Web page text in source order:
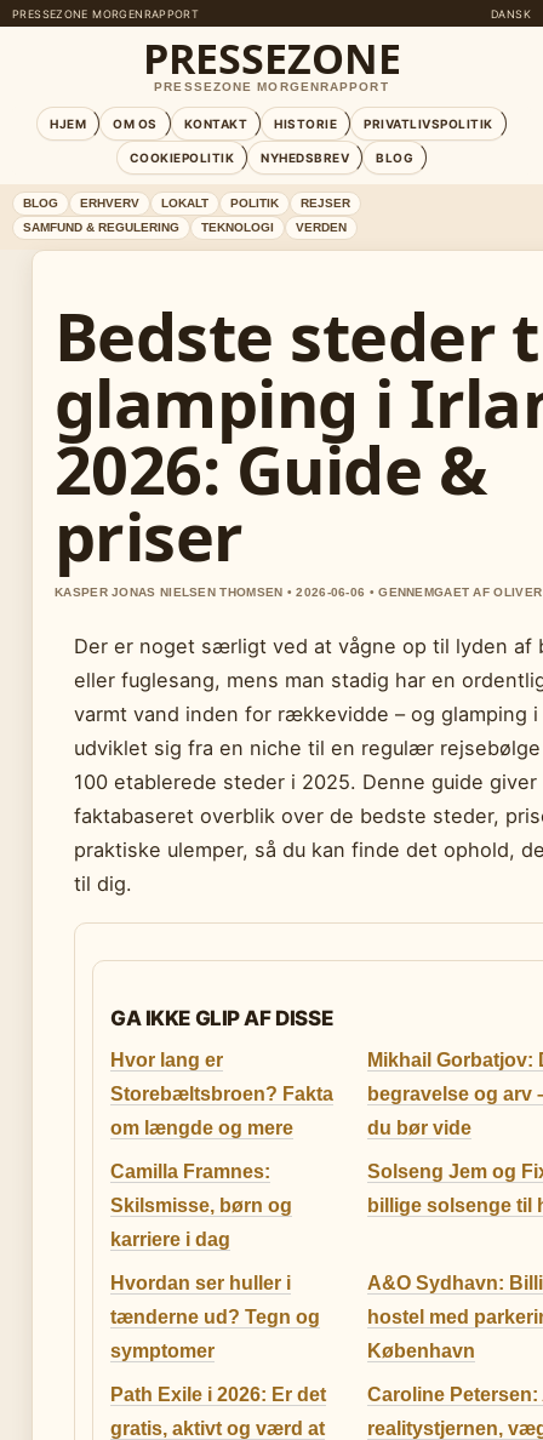
PRESSEZONE MORGENRAPPORT DANSK
PRESSEZONE
PRESSEZONE MORGENRAPPORT
HJEM OM OS KONTAKT HISTORIE PRIVATLIVSPOLITIK
COOKIEPOLITIK NYHEDSBREV BLOG
BLOG ERHVERV LOKALT POLITIK
REJSER
SAMFUND & REGULERING
TEKNOLOGI VERDEN
Bedste steder
glamping i
2026: Guide &
priser
KASPER JONAS NIELSEN THOMSEN • 2026-06-06 • GENNEMGAET AF
Der er noget særligt ved at vågne op til lyden af
eller fuglesang, mens man stadig har en
varmt vand inden for rækkevidde – og glamping i
udviklet sig fra en niche til en regulær
100 etablerede steder i 2025. Denne guide
faktabaseret overblik over de bedste steder,
praktiske ulemper, så du kan finde det ophold,
til dig.
GA IKKE GLIP AF DISSE
Hvor lang er
Storebæltsbroen? Fakta
om længde og mere
Mikhail Gorbatjov:
begravelse og arv
du bør vide
Camilla Framnes:
Skilsmisse, børn og
karriere i dag
Solseng Jem og
billige solsenge til
Hvordan ser huller i
tænderne ud? Tegn og
symptomer
A&O Sydhavn:
hostel med
København
Path Exile i 2026: Er det
gratis, aktivt og værd at
Caroline Petersen:
realitystjernen,